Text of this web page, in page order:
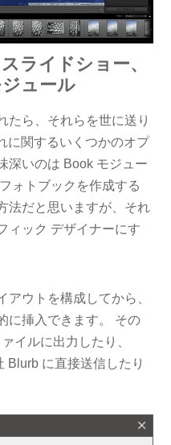
ライドショー、
ュール
たら、それらを世に送り
に関するいくつかのオプ
深いのは Book モジュー
ォトブックを作成する
法だと思いますが、それ
ィック デザイナーにす
ウトを構成してから、
に挿入できます。 その
イルに出力したり、
Blurb に直接送信したり